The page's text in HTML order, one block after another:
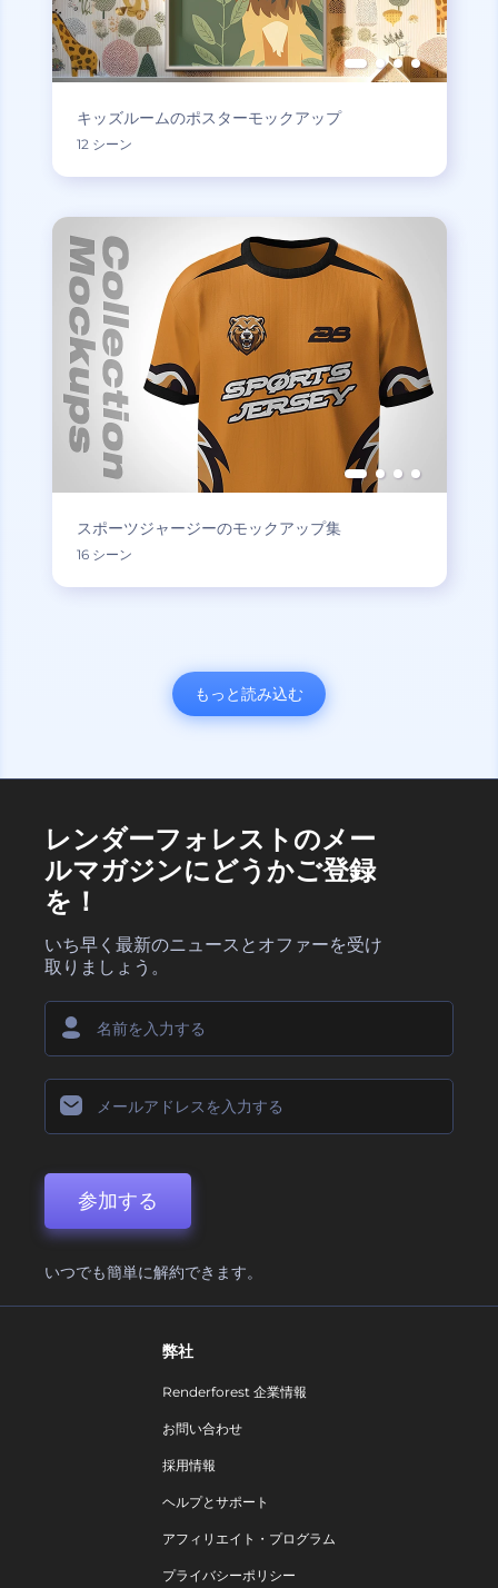
キッズルームのポスターモックアップ
12 シーン
スポーツジャージーのモックアップ集
16 シーン
もっと読み込む
レンダーフォレストのメー
ルマガジンにどうかご登録
を！
いち早く最新のニュースとオファーを受け
取りましょう。
参加する
いつでも簡単に解約できます。
弊社
Renderforest 企業情報
お問い合わせ
採用情報
ヘルプとサポート
アフィリエイト・プログラム
プライバシーポリシー